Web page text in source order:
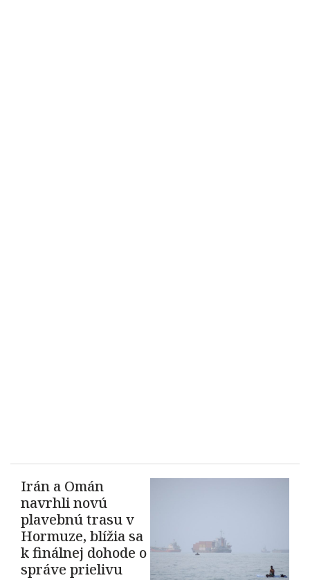
Irán a Omán
navrhli novú
plavebnú trasu v
Hormuze, blížia sa
k finálnej dohode o
správe prielivu